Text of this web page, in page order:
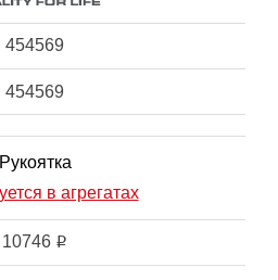
454569
454569
Рукоятка
в агрегатах
10746 i